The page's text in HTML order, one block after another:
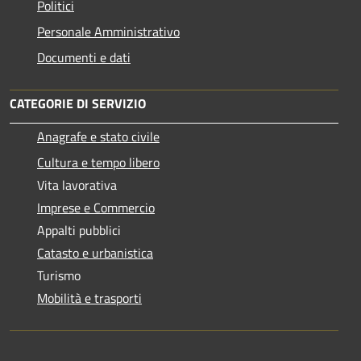
Politici
Personale Amministrativo
Documenti e dati
CATEGORIE DI SERVIZIO
Anagrafe e stato civile
Cultura e tempo libero
Vita lavorativa
Imprese e Commercio
Appalti pubblici
Catasto e urbanistica
Turismo
Mobilità e trasporti